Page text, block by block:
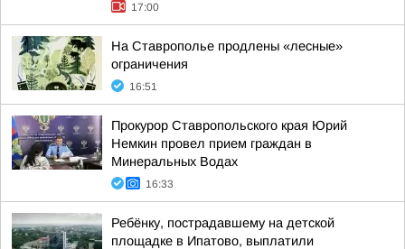
17:00
На Ставрополье продлены «лесные»
ограничения
16:51
Прокурор Ставропольского края Юрий
Немкин провел прием граждан в
Минеральных Водах
16:33
Ребёнку, пострадавшему на детской
площадке в Ипатово, выплатили